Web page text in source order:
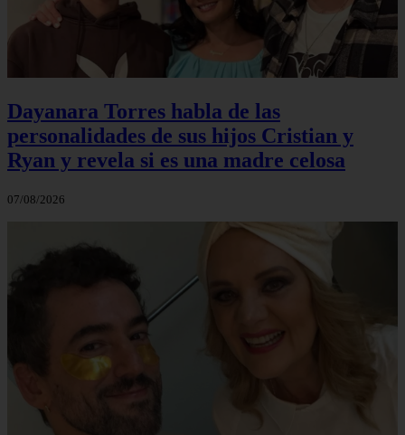
Dayanara Torres habla de las
personalidades de sus hijos Cristian y
Ryan y revela si es una madre celosa
07/08/2026